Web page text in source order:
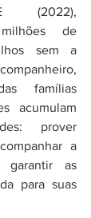
(2022),
de
sem a
famílias
acumulam
prover
a
as
para suas